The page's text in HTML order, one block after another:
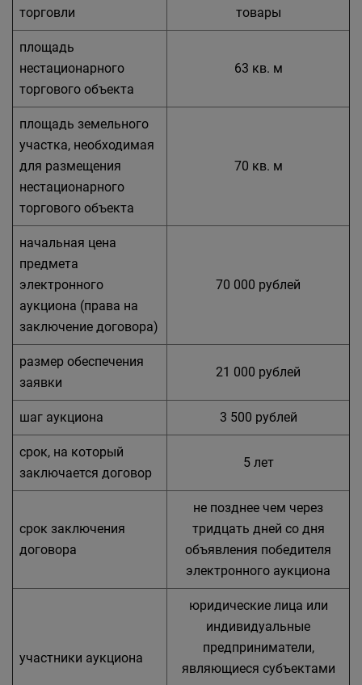
торговли
товары
площадь
нестационарного
торгового объекта
63 кв. м
площадь земельного
участка, необходимая
для размещения
нестационарного
торгового объекта
70 кв. м
начальная цена
предмета
электронного
аукциона (права на
заключение договора)
70 000 рублей
размер обеспечения
заявки
21 000 рублей
шаг аукциона 3 500 рублей
срок, на который
заключается договор
5 лет
срок заключения
договора
не позднее чем через
тридцать дней со дня
объявления победителя
электронного аукциона
участники аукциона
юридические лица или
индивидуальные
предприниматели,
являющиеся субъектами